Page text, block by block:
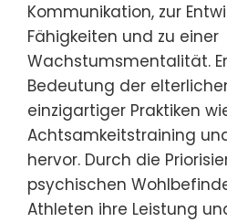
Kommunikation, zur
Fähigkeiten und zu einer
Wachstumsmentalität.
Bedeutung der
einzigartiger Praktiken
Achtsamkeitstraining
hervor. Durch die
psychischen
Athleten ihre Leistung